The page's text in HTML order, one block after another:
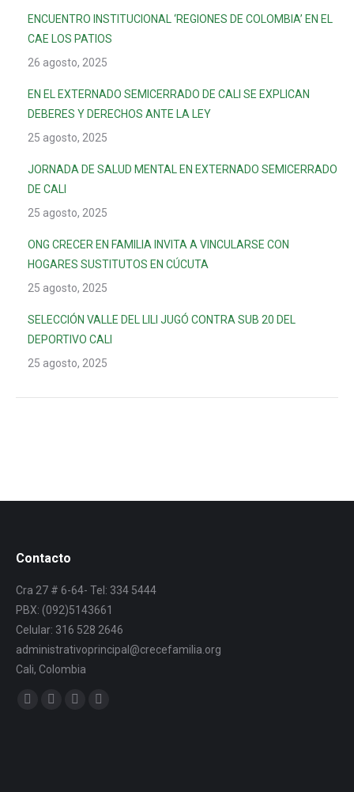
ENCUENTRO INSTITUCIONAL ‘REGIONES DE COLOMBIA’ EN EL
CAE LOS PATIOS
26 agosto, 2025
EN EL EXTERNADO SEMICERRADO DE CALI SE EXPLICAN
DEBERES Y DERECHOS ANTE LA LEY
25 agosto, 2025
JORNADA DE SALUD MENTAL EN EXTERNADO SEMICERRADO
DE CALI
25 agosto, 2025
ONG CRECER EN FAMILIA INVITA A VINCULARSE CON
HOGARES SUSTITUTOS EN CÚCUTA
25 agosto, 2025
SELECCIÓN VALLE DEL LILI JUGÓ CONTRA SUB 20 DEL
DEPORTIVO CALI
25 agosto, 2025
Contacto
Cra 27 # 6-64- Tel: 334 5444
PBX: (092)5143661
Celular: 316 528 2646
administrativoprincipal@crecefamilia.org
Cali, Colombia
Find us on: